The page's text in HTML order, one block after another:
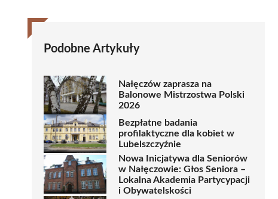
Podobne Artykuły
Nałęczów zaprasza na
Balonowe Mistrzostwa Polski
2026
Bezpłatne badania
profilaktyczne dla kobiet w
Lubelszczyźnie
Nowa Inicjatywa dla Seniorów
w Nałęczowie: Głos Seniora –
Lokalna Akademia Partycypacji
i Obywatelskości